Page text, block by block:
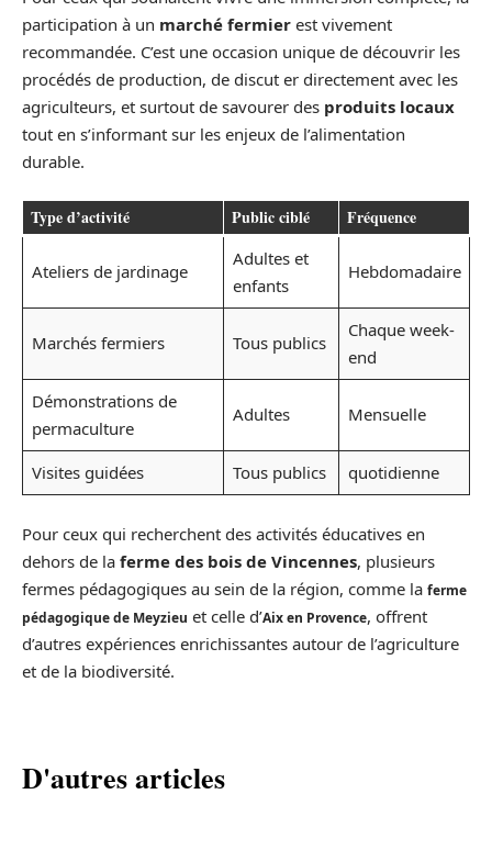
participation à un marché fermier est vivement
recommandée. C’est une occasion unique de découvrir les
procédés de production, de discut er directement avec les
agriculteurs, et surtout de savourer des produits locaux
tout en s’informant sur les enjeux de l’alimentation
durable.
Type d’activité Public ciblé Fréquence
Ateliers de jardinage
Adultes et
enfants
Hebdomadaire
Marchés fermiers Tous publics
Chaque week-
end
Démonstrations de
permaculture
Adultes Mensuelle
Visites guidées Tous publics quotidienne
Pour ceux qui recherchent des activités éducatives en
dehors de la ferme des bois de Vincennes, plusieurs
fermes pédagogiques au sein de la région, comme la ferme
pédagogique de Meyzieu et celle d’Aix en Provence, offrent
d’autres expériences enrichissantes autour de l’agriculture
et de la biodiversité.
D'autres articles